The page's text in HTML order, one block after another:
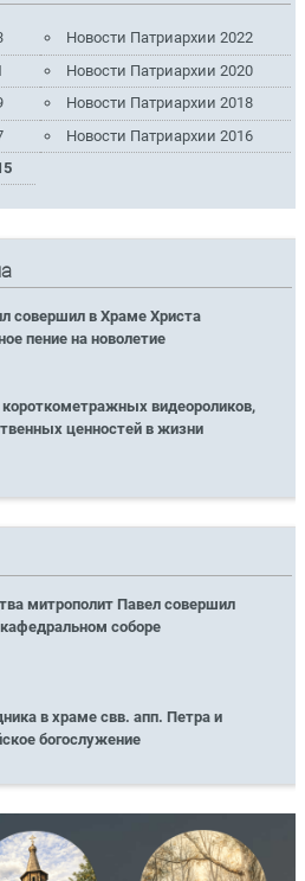
Новости Патриархии 2022
Новости Патриархии 2020
Новости Патриархии 2018
Новости Патриархии 2016
совершил в Храме Христа
пение на новолетие
видеороликов,
ценностей в жизни
митрополит Павел совершил
соборе
в храме свв. апп. Петра и
богослужение